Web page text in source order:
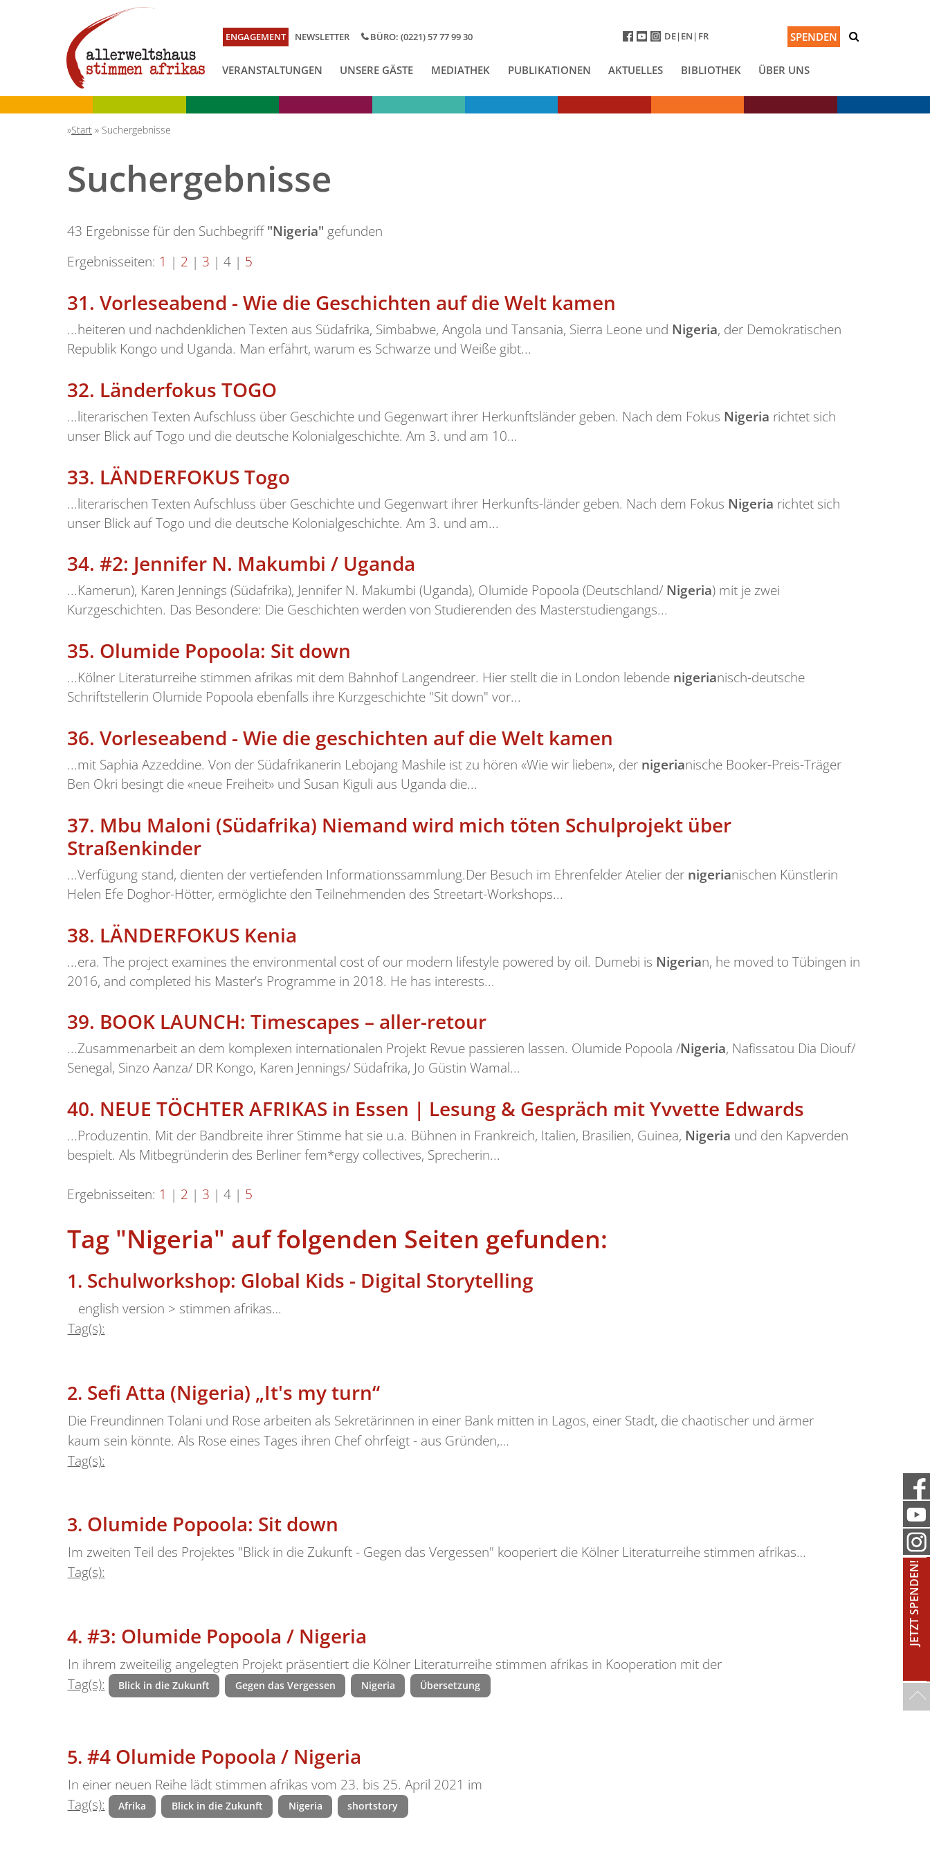
BÜRO: (0221) 57 77 99 30 SPENDEN
ENGAGEMENT NEWSLETTER DE EN FR
VERANSTALTUNGEN UNSERE GÄSTE MEDIATHEK PUBLIKATIONEN AKTUELLES BIBLIOTHEK ÜBER UNS
JETZT SPENDEN!
Start » Suchergebnisse
Suchergebnisse
43 Ergebnisse für den Suchbegriff"Nigeria" gefunden
Ergebnisseiten: 1 | 2 | 3 | 4 | 5
31. Vorleseabend - Wie die Geschichten auf die Welt kamen
...heiteren und nachdenklichen Texten aus Südafrika, Simbabwe, Angola und Tansania, Sierra Leone und Nigeria, der Demokratischen
Republik Kongo und Uganda. Man erfährt, warum es Schwarze und Weiße gibt...
32. Länderfokus TOGO
...literarischen Texten Aufschluss über Geschichte und Gegenwart ihrer Herkunftsländer geben. Nach dem Fokus Nigeria richtet sich
unser Blick auf Togo und die deutsche Kolonialgeschichte. Am 3. und am 10...
33. LÄNDERFOKUS Togo
...literarischen Texten Aufschluss über Geschichte und Gegenwart ihrer Herkunfts-länder geben. Nach dem Fokus Nigeria richtet sich
unser Blick auf Togo und die deutsche Kolonialgeschichte. Am 3. und am...
34. #2: Jennifer N. Makumbi / Uganda
...Kamerun), Karen Jennings (Südafrika), Jennifer N. Makumbi (Uganda), Olumide Popoola (Deutschland/ Nigeria) mit je zwei
Kurzgeschichten. Das Besondere: Die Geschichten werden von Studierenden des Masterstudiengangs...
35. Olumide Popoola: Sit down
...Kölner Literaturreihe stimmen afrikas mit dem Bahnhof Langendreer. Hier stellt die in London lebende nigerianisch-deutsche
Schriftstellerin Olumide Popoola ebenfalls ihre Kurzgeschichte "Sit down" vor...
36. Vorleseabend - Wie die geschichten auf die Welt kamen
...mit Saphia Azzeddine. Von der Südafrikanerin Lebojang Mashile ist zu hören «Wie wir lieben», der nigerianische Booker-Preis-Träger
Ben Okri besingt die «neue Freiheit» und Susan Kiguli aus Uganda die...
37. Mbu Maloni (Südafrika) Niemand wird mich töten Schulprojekt über
Straßenkinder
...Verfügung stand, dienten der vertiefenden Informationssammlung.Der Besuch im Ehrenfelder Atelier der nigerianischen Künstlerin
Helen Efe Doghor-Hötter, ermöglichte den Teilnehmenden des Streetart-Workshops...
38. LÄNDERFOKUS Kenia
...era. The project examines the environmental cost of our modern lifestyle powered by oil. Dumebi is Nigerian, he moved to Tübingen in
2016, and completed his Master’s Programme in 2018. He has interests...
39. BOOK LAUNCH: Timescapes – aller-retour
...Zusammenarbeit an dem komplexen internationalen Projekt Revue passieren lassen. Olumide Popoola /Nigeria, Nafissatou Dia Diouf/
Senegal, Sinzo Aanza/ DR Kongo, Karen Jennings/ Südafrika, Jo Güstin Wamal...
40. NEUE TÖCHTER AFRIKAS in Essen | Lesung & Gespräch mit Yvvette Edwards
...Produzentin. Mit der Bandbreite ihrer Stimme hat sie u.a. Bühnen in Frankreich, Italien, Brasilien, Guinea, Nigeria und den Kapverden
bespielt. Als Mitbegründerin des Berliner fem*ergy collectives, Sprecherin...
Ergebnisseiten: 1 | 2 | 3 | 4 | 5
Tag "Nigeria" auf folgenden Seiten gefunden:
Schulworkshop: Global Kids - Digital Storytelling
english version > stimmen afrikas…
Tag(s):
Sefi Atta (Nigeria) „It's my turn“
Die Freundinnen Tolani und Rose arbeiten als Sekretärinnen in einer Bank mitten in Lagos, einer Stadt, die chaotischer und ärmer
kaum sein könnte. Als Rose eines Tages ihren Chef ohrfeigt - aus Gründen,…
Tag(s):
Olumide Popoola: Sit down
Im zweiten Teil des Projektes "Blick in die Zukunft - Gegen das Vergessen" kooperiert die Kölner Literaturreihe stimmen afrikas…
Tag(s):
#3: Olumide Popoola / Nigeria
In ihrem zweiteilig angelegten Projekt präsentiert die Kölner Literaturreihe stimmen afrikas in Kooperation mit der
Tag(s):
Blick in die Zukunft Gegen das Vergessen Nigeria Übersetzung
#4 Olumide Popoola / Nigeria
In einer neuen Reihe lädt stimmen afrikas vom 23. bis 25. April 2021 im
Tag(s):
Afrika Blick in die Zukunft Nigeria shortstory